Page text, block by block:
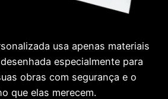
usa apenas materiais
especialmente para
obras com segurança e o
que elas merecem.